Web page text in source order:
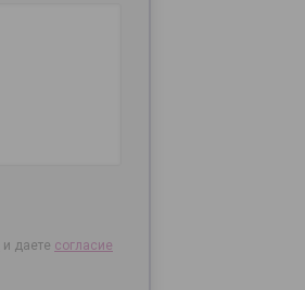
и даете согласие